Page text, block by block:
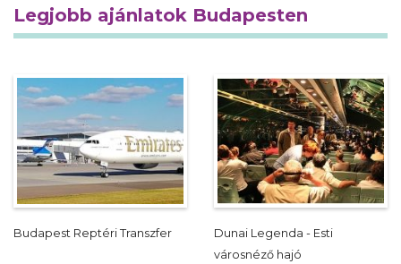
Legjobb ajánlatok Budapesten
Budapest Reptéri Transzfer
Dunai Legenda - Esti
városnéző hajó